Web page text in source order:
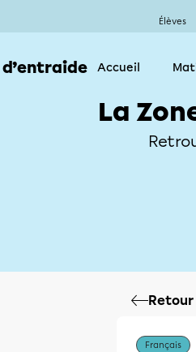
Élèves
d’entraide Accueil
La
Retour
Français